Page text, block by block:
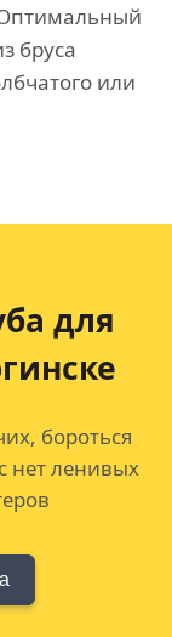
бруса
или
для
бороться
нет ленивых